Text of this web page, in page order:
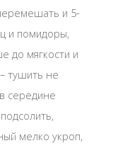
и 5-
и помидоры,
до мягкости и
тушить не
середине
мелко укроп,